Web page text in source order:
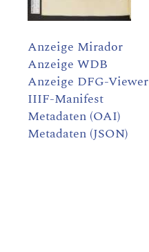
Anzeige Mirador
Anzeige WDB
Anzeige DFG-Viewer
IIIF-Manifest
Metadaten (OAI)
Metadaten (JSON)